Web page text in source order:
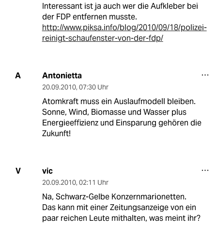
Interessant ist ja auch wer die Aufkleber bei
der FDP entfernen musste.
http://www.piksa.info/blog/2010/09/18/polizei-
reinigt-schaufenster-von-der-fdp/
A Antonietta
20.09.2010, 07:30 Uhr
Atomkraft muss ein Auslaufmodell bleiben.
Sonne, Wind, Biomasse und Wasser plus
Energieeffizienz und Einsparung gehören die
Zukunft!
V vic
20.09.2010, 02:11 Uhr
Na, Schwarz-Gelbe Konzernmarionetten.
Das kann mit einer Zeitungsanzeige von ein
paar reichen Leute mithalten, was meint ihr?